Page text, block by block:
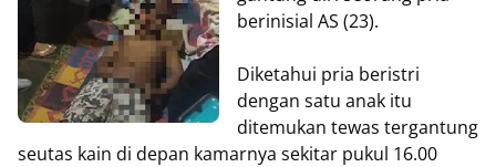
berinisial AS (23).
Diketahui pria beristri
dengan satu anak itu
ditemukan tewas tergantung
seutas kain di depan kamarnya sekitar pukul 16.00